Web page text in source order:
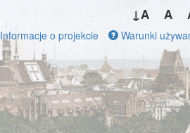
↓A A
Informacje o projekcie Warunki